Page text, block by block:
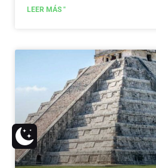
atracciones naturales, fauna
mucho más, creemos que México
Leer más
LEER MÁS "